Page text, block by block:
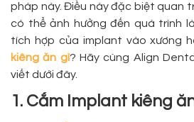
pháp này. Điều này đặc biệt quan
có thể ảnh hưởng đến quá trình
tích hợp của implant vào xương
kiêng ăn gì? Hãy cùng Align
viết dưới đây.
1. Cắm Implant kiêng